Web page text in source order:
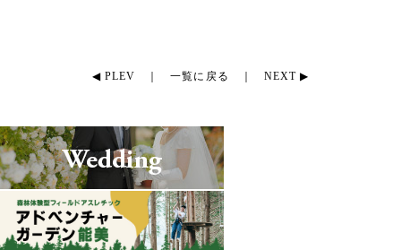
◀ PLEV ｜一覧に戻る ｜ NEXT ▶